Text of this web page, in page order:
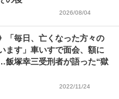
2026/08/04
「毎日、亡くなった方々の
ます」車いすで面会、額に
飯塚幸三受刑者が語った“獄
2022/11/24